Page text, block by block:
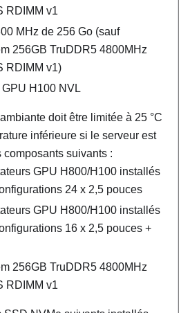
RDIMM v1
MHz de 256 Go (sauf
256GB TruDDR5 4800MHz
RDIMM v1)
H100 NVL
doit être limitée à 25 °C
inférieure si le serveur est
composants suivants :
GPU H800/H100 installés
24 x 2,5 pouces
GPU H800/H100 installés
16 x 2,5 pouces +
256GB TruDDR5 4800MHz
RDIMM v1